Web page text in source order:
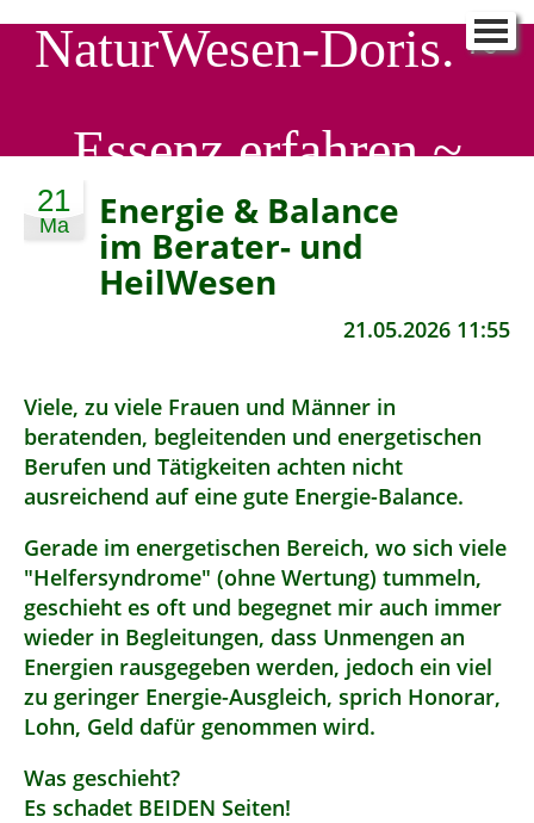
NaturWesen-Doris. ~
Essenz erfahren ~
21
Ma Energie & Balance
im Berater- und
HeilWesen
21.05.2026 11:55
Viele, zu viele Frauen und Männer in
beratenden, begleitenden und energetischen
Berufen und Tätigkeiten achten nicht
ausreichend auf eine gute Energie-Balance.
Gerade im energetischen Bereich, wo sich viele
"Helfersyndrome" (ohne Wertung) tummeln,
geschieht es oft und begegnet mir auch immer
wieder in Begleitungen, dass Unmengen an
Energien rausgegeben werden, jedoch ein viel
zu geringer Energie-Ausgleich, sprich Honorar,
Lohn, Geld dafür genommen wird.
Was geschieht?
Es schadet BEIDEN Seiten!
NaturWesen-Doris. ▼
90 Tage - ein Neues ICH
SeelenWirkstatt
Aktuelle EnergieStröme